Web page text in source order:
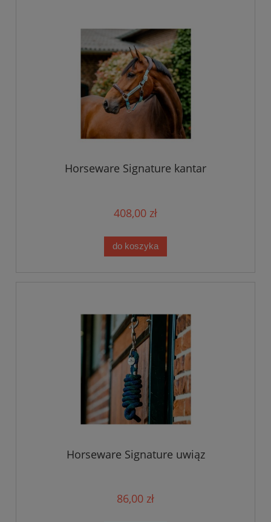
Horseware Signature kantar
408,00 zł
do koszyka
Horseware Signature uwiąz
86,00 zł